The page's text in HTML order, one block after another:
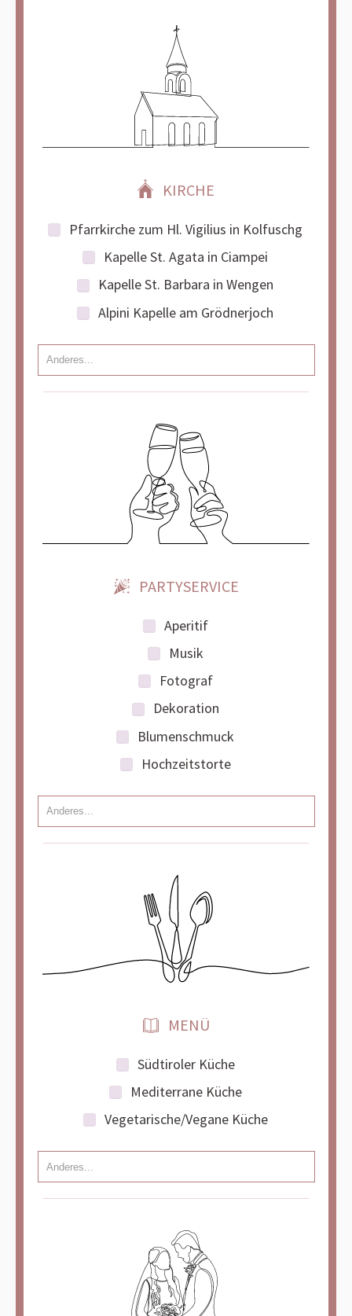
KIRCHE
Pfarrkirche zum Hl. Vigilius in Kolfuschg
Kapelle St. Agata in Ciampei
Kapelle St. Barbara in Wengen
Alpini Kapelle am Grödnerjoch
PARTYSERVICE
Aperitif
Musik
Fotograf
Dekoration
Blumenschmuck
Hochzeitstorte
MENÜ
Südtiroler Küche
Mediterrane Küche
Vegetarische/Vegane Küche